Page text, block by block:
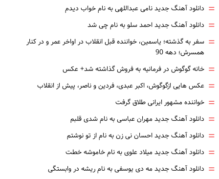
= دانلود آهنگ جدید نامی عبداللهی به نام خواب دیدم
= دانلود آهنگ جدید احمد سلو به نام چی شد
= سفر به گذشته؛ یاسمین، خواننده قبل انقلاب در اواخر عمر و در کنار
همسرش؛ دهه 90
= خانه گوگوش در فرمانیه به فروش گذاشته شد+ عکس
= عکس هایی ازگوگوش، اکبر عبدی، فردین و ناصر، پیش از انقلاب
= خواننده مشهور ایرانی طلاق گرفت
= دانلود آهنگ جدید مهران عباسی به نام شدی قلبم
= دانلود آهنگ جدید احسان نی زن به نام از تو نوشتم
= دانلود آهنگ جدید میلاد علوی به نام خاموشه خطت
= دانلود آهنگ جدید مه دی یوسفی به نام ریشه در وابستگی